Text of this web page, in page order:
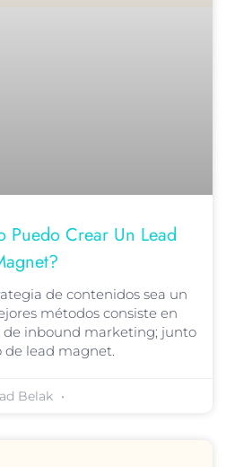
Puedo Crear Un Lead
de contenidos sea un
métodos consiste en
inbound marketing; junto
de lead magnet.
Belak